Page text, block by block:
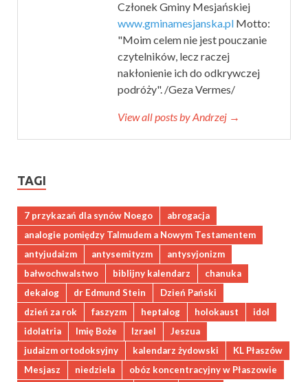
Członek Gminy Mesjańskiej
www.gminamesjanska.pl Motto:
"Moim celem nie jest pouczanie
czytelników, lecz raczej
nakłonienie ich do odkrywczej
podróży". /Geza Vermes/
View all posts by Andrzej →
TAGI
7 przykazań dla synów Noego
abrogacja
analogie pomiędzy Talmudem a Nowym Testamentem
antyjudaizm
antysemityzm
antysyjonizm
bałwochwalstwo
biblijny kalendarz
chanuka
dekalog
dr Edmund Stein
Dzień Pański
dzień za rok
faszyzm heptalog holokaust
idol
idolatria
Imię Boże Izrael
Jeszua
judaizm ortodoksyjny
kalendarz żydowski
KL Płaszów
Mesjasz
niedziela
obóz koncentracyjny w Płaszowie